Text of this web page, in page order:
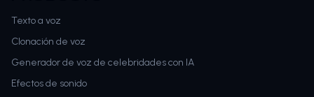
Texto a voz
Clonación de voz
Generador de voz de celebridades con IA
Efectos de sonido